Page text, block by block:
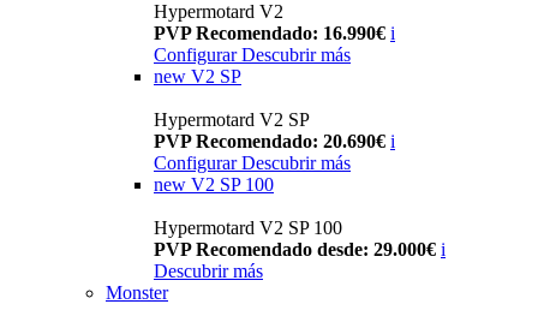
Hypermotard V2
PVP Recomendado: 16.990€ i
Configurar Descubrir más
new V2 SP
Hypermotard V2 SP
PVP Recomendado: 20.690€ i
Configurar Descubrir más
new V2 SP 100
Hypermotard V2 SP 100
PVP Recomendado desde: 29.000€ i
Descubrir más
Monster